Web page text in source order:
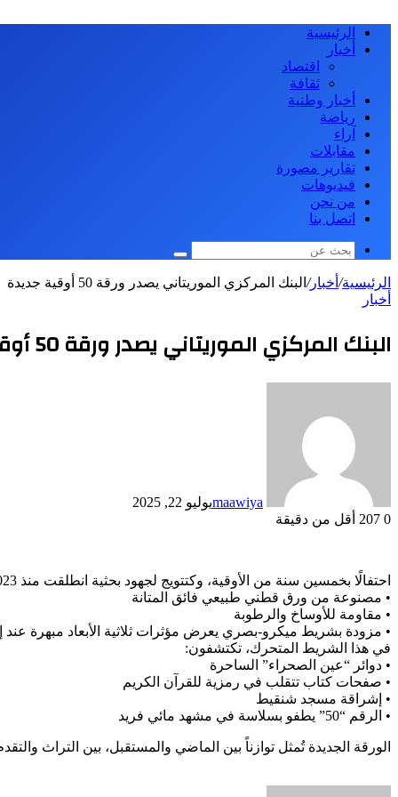
الرئيسية
أخبار
اقتصاد
ثقافة
أخبار وطنية
رياضة
آراء
مقابلات
تقارير مصورة
فيديوهات
من نحن
اتصل بنا
بحث
عن
الرئيسية/ أخبار/ البنك المركزي الموريتاني يصدر ورقة 50 أوقية جديدة
أخبار
البنك المركزي الموريتاني يصدر ورقة 50 أوقية جديدة
maawiyaيوليو 22, 2025
0
أقل من دقيقة
احتفالًا بخمسين سنة من الأوقية، وكتتويج لجهود بحثية انطلقت منذ 2023، يقدّم لكم البنك المركزي الموريتاني نسخة جديدة مطورة من ورقة 50 أوقية.
•⁠ ⁠مصنوعة من ورق قطني طبيعي فائق المتانة
•⁠ ⁠مقاومة للأوساخ والرطوبة
•⁠ ⁠مزودة بشريط ميكرو-بصري يعرض مؤثرات ثلاثية الأبعاد مبهرة عند
في هذا الشريط المتحرك، تكتشفون:
•⁠ ⁠دوائر “عين الصحراء” الساحرة
•⁠ ⁠صفحات كتاب تتقلب في رمزية للقرآن الكريم
•⁠ ⁠إشراقة مسجد شنقيط
•⁠ ⁠الرقم “50” يطفو بسلاسة في مشهد مائي فريد
الورقة الجديدة تُمثل توازناً بين الماضي والمستقبل، بين التراث